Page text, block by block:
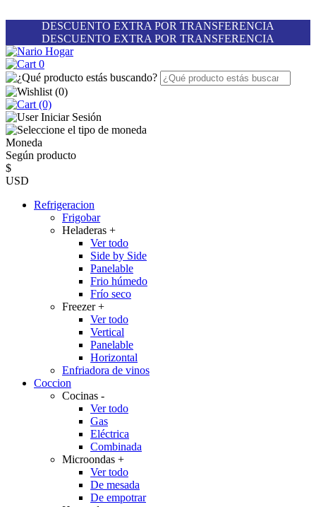
DESCUENTO EXTRA POR TRANSFERENCIA
DESCUENTO EXTRA POR TRANSFERENCIA
0
(0)
(0)
Iniciar Sesión
Moneda
Según producto
$
USD
Refrigeracion
Frigobar
Heladeras +
Ver todo
Side by Side
Panelable
Frio húmedo
Frío seco
Freezer+
Ver todo
Vertical
Panelable
Horizontal
Enfriadora de vinos
Coccion
Cocinas -
Ver todo
Gas
Eléctrica
Combinada
Microondas +
Ver todo
De mesada
De empotrar